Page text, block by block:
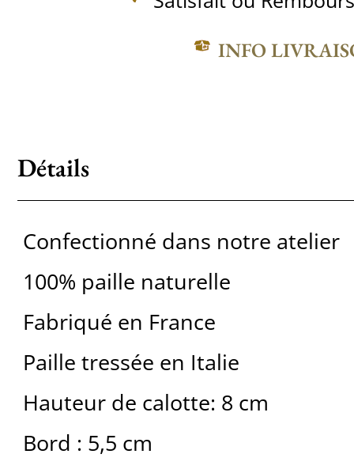
INFO
Détails
Confectionné dans notre atelier
100% paille naturelle
Fabriqué en France
Paille tressée en Italie
Hauteur de calotte: 8 cm
Bord : 5,5 cm